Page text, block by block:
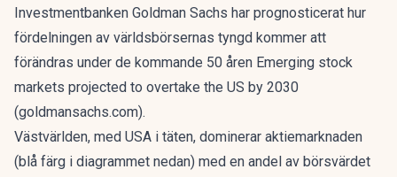
Investmentbanken Goldman Sachs har prognosticerat hur
fördelningen av världsbörsernas tyngd kommer att
förändras under de kommande 50 åren Emerging stock
markets projected to overtake the US by 2030
(goldmansachs.com).
Västvärlden, med USA i täten, dominerar aktiemarknaden
(blå färg i diagrammet nedan) med en andel av börsvärdet